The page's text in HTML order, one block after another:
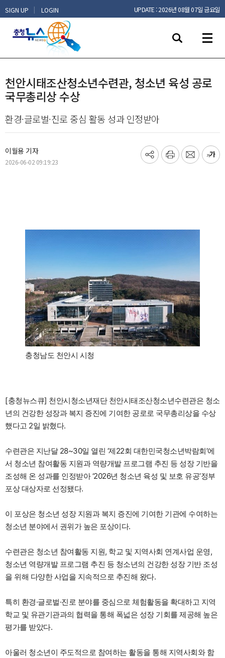
SIGN UP | LOGIN UPDATE : 2026년 08월 07일 금요일
천안시태조산청소년수련관, 청소년 육성 공로
국무총리상 수상
환경·글로벌·진로 중심 활동 성과 인정받아
이월용 기자
2026-06-02 09:19:23
기
프
메
글
충청남도 천안시 시청
[충청뉴스큐] 천안시청소년재단 천안시태조산청소년수련관은 청소
년의 건강한 성장과 복지 증진에 기여한 공로로 국무총리상을 수상
했다고 2일 밝혔다.
수련관은 지난달 28~30일 열린 ‘제22회 대한민국청소년박람회’에
서 청소년 참여활동 지원과 역량개발 프로그램 추진 등 성장 기반을
조성해 온 성과를 인정받아 ‘2026년 청소년 육성 및 보호 유공’정부
포상 대상자로 선정됐다.
이 포상은 청소년 성장 지원과 복지 증진에 기여한 기관에 수여하는
청소년 분야에서 권위가 높은 포상이다.
수련관은 청소년 참여활동 지원, 학교 및 지역사회 연계사업 운영,
청소년 역량개발 프로그램 추진 등 청소년의 건강한 성장 기반 조성
을 위해 다양한 사업을 지속적으로 추진해 왔다.
특히 환경·글로벌·진로 분야를 중심으로 체험활동을 확대하고 지역
학교 및 유관기관과의 협력을 통해 폭넓은 성장 기회를 제공해 높은
평가를 받았다.
아울러 청소년이 주도적으로 참여하는 활동을 통해 지역사회와 함